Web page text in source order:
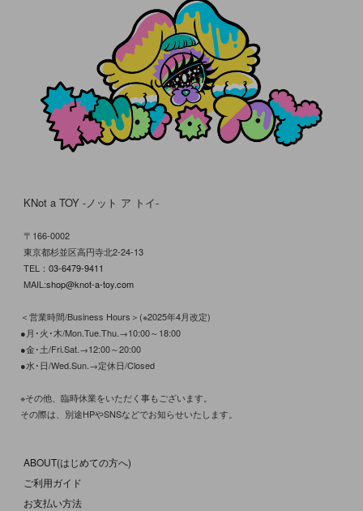
KNot a TOY -ノット ア トイ-
〒166-0002
東京都杉並区高円寺北2-24-13
TEL： 03-6479-9411
MAIL:shop@knot-a-toy.com
＜営業時間/Business Hours＞(※2025年4月改定)
●月･火･木/Mon.Tue.Thu.→10:00～18:00
●金･土/Fri.Sat.→12:00～20:00
●水･日/Wed.Sun.→定休日/Closed
※その他、臨時休業をいただく事もございます。
その際は、別途HPやSNSなどでお知らせいたします。
ABOUT(はじめての方へ)
ご利用ガイド
お支払い方法